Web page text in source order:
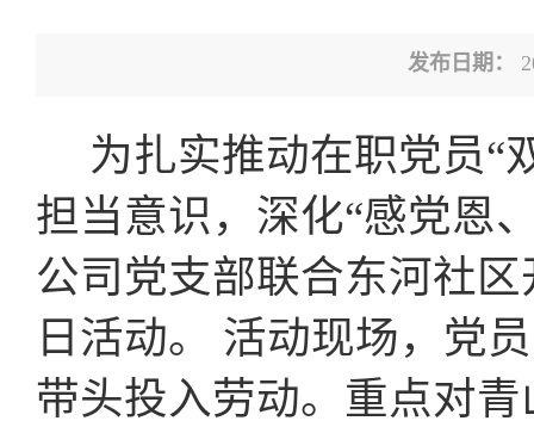
发布日期：
为扎实推动在职党员“
担当意识，深化“感党恩
公司党支部联合东河社
日活动。 活动现场，党
带头投入劳动。重点对